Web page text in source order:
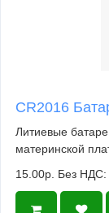
CR2016
Литиевые
материнской
15.00р. Без НДС: